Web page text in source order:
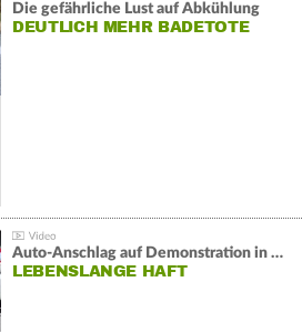
Die gefährliche Lust auf Abkühlung
DEUTLICH MEHR BADETOTE
Auto-Anschlag auf Demonstration in München:
LEBENSLANGE HAFT